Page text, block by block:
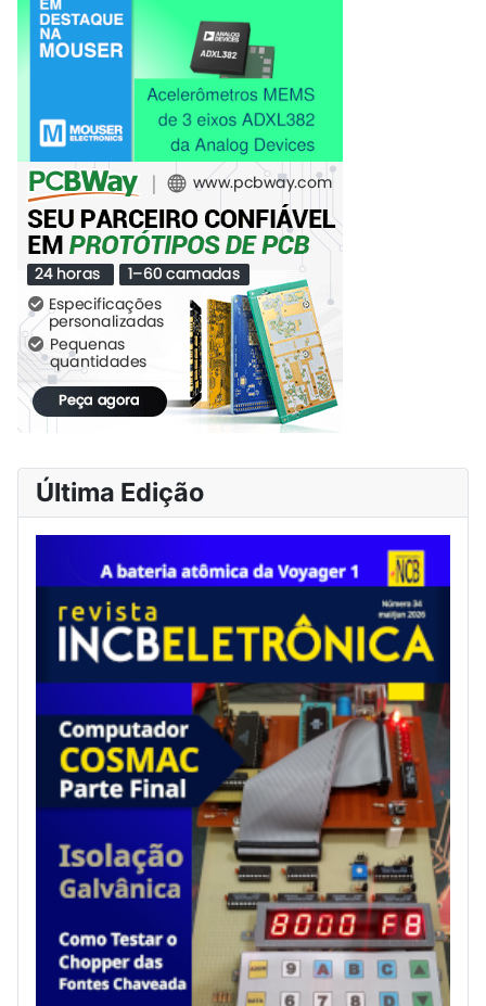
Última Edição